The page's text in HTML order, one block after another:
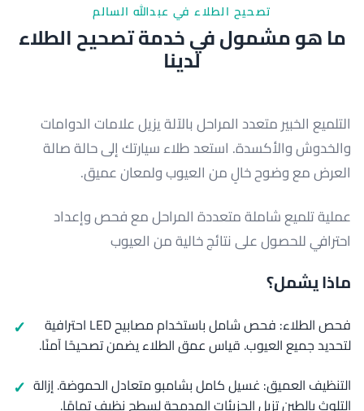
تصحيح الطلاء في عبدالله السالم
ما هو مشمول في خدمة تصحيح الطلاء
لدينا
التلميع الخبير متعدد المراحل بالآلة يزيل علامات الدوامات
والخدوش والأكسدة. استعد طلاء سيارتك إلى حالة صالة
العرض مع وضوح خالٍ من العيوب ولمعان عميق.
عملية تلميع شاملة متعددة المراحل مع فحص وإعداد
احترافي للحصول على نتائج خالية من العيوب
ماذا يشمل؟
فحص الطلاء: فحص شامل باستخدام مصابيح LED احترافية
لتحديد جميع العيوب. قياس عمق الطلاء يضمن تصحيحًا آمنًا.
التنظيف العميق: غسيل كامل بشامبو متعادل الحموضة. إزالة
التلوث بالطين تزيل الجزيئات المدمجة لسطح نظيف تمامًا.